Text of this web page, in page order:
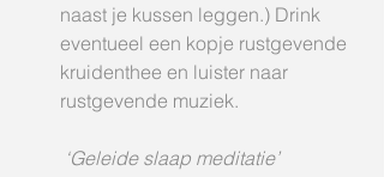
naast je kussen leggen.) Drink
eventueel een kopje rustgevende
kruidenthee en luister naar
rustgevende muziek.
‘Geleide slaap meditatie’